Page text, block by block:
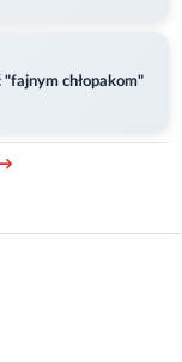
"fajnym chłopakom"